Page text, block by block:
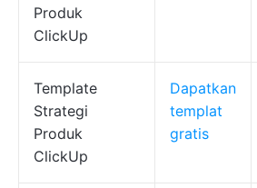
Produk
ClickUp
Template
Strategi
Produk
ClickUp
Dapatkan
templat
gratis